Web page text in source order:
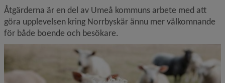
Åtgärderna är en del av Umeå kommuns arbete med att
göra upplevelsen kring Norrbyskär ännu mer välkomnande
för både boende och besökare.